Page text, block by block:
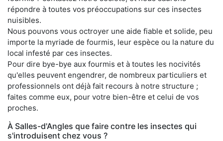
répondre à toutes vos préoccupations sur ces insectes
nuisibles.
Nous pouvons vous octroyer une aide fiable et solide, peu
importe la myriade de fourmis, leur espèce ou la nature du
local infesté par ces insectes.
Pour dire bye-bye aux fourmis et à toutes les nocivités
qu'elles peuvent engendrer, de nombreux particuliers et
professionnels ont déjà fait recours à notre structure ;
faites comme eux, pour votre bien-être et celui de vos
proches.
À Salles-d'Angles que faire contre les insectes qui
s'introduisent chez vous ?